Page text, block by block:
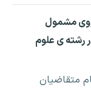
نیروی مشمول
رشته ی علوم
متقاضیان